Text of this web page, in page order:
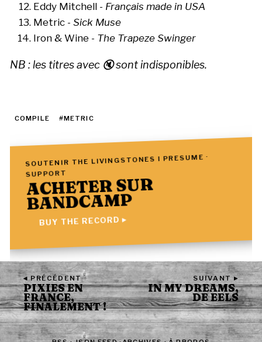
Eddy Mitchell - Français made in USA
Metric - Sick Muse
Iron & Wine - The Trapeze Swinger
NB : les titres avec 🔇 sont indisponibles.
COMPILE #METRIC
SOUTENIR THE LIVINGSTONES I PRESUME ·
SUPPORT
ACHETER SUR
BANDCAMP
BUY THE RECORD ▸
◂ PRÉCÉDENT
PIXIES EN
FRANCE,
FINALEMENT !
SUIVANT ▸
IN MY DREAMS,
DE EELS